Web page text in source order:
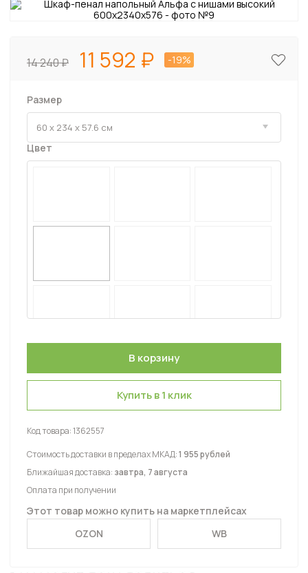
14 240 11 592 -19%
Размер
Цвет
Купить в 1 клик
Код товара:1362557
Стоимость доставки в пределах МКАД:1 955 рублей
Ближайшая доставка: завтра, 7 августа
Оплата при получении
Этот товар можно купить на маркетплейсах
OZON
WB